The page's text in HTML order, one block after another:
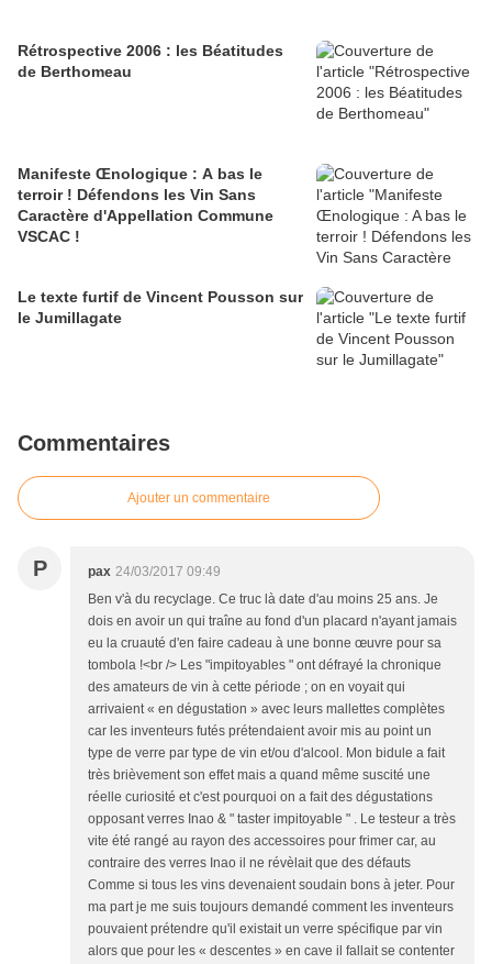
Rétrospective 2006 : les Béatitudes
de Berthomeau
Manifeste Œnologique : A bas le
terroir ! Défendons les Vin Sans
Caractère d'Appellation Commune
VSCAC !
Le texte furtif de Vincent Pousson sur
le Jumillagate
Commentaires
Ajouter un commentaire
P pax 24/03/2017 09:49
Ben v'à du recyclage. Ce truc là date d'au moins 25 ans. Je
dois en avoir un qui traîne au fond d'un placard n'ayant jamais
eu la cruauté d'en faire cadeau à une bonne œuvre pour sa
tombola !<br /> Les "impitoyables " ont défrayé la chronique
des amateurs de vin à cette période ; on en voyait qui
arrivaient « en dégustation » avec leurs mallettes complètes
car les inventeurs futés prétendaient avoir mis au point un
type de verre par type de vin et/ou d'alcool. Mon bidule a fait
très brièvement son effet mais a quand même suscité une
réelle curiosité et c'est pourquoi on a fait des dégustations
opposant verres Inao & " taster impitoyable " . Le testeur a très
vite été rangé au rayon des accessoires pour frimer car, au
contraire des verres Inao il ne révèlait que des défauts
Comme si tous les vins devenaient soudain bons à jeter. Pour
ma part je me suis toujours demandé comment les inventeurs
pouvaient prétendre qu'il existait un verre spécifique par vin
alors que pour les « descentes » en cave il fallait se contenter